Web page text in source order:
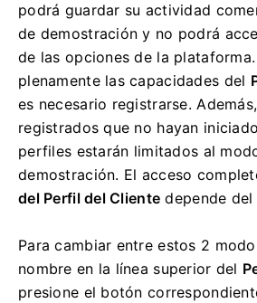
podrá guardar su actividad
de demostración y no podrá
de las opciones de la plataforma.
plenamente las capacidades del
es necesario registrarse.
registrados que no hayan
perfiles estarán limitados al
demostración. El acceso
del Perfil del Cliente depende
Para cambiar entre estos 2
nombre en la línea superior del
presione el botón